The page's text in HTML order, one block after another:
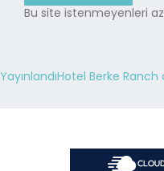
Bu site istenmeyenleri
YayınlandıHotel Berke Ranch